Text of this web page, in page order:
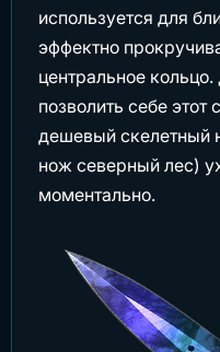
используется для
эффектно
центральное
позволить себе
дешевый скелетный
нож северный лес)
моментально.